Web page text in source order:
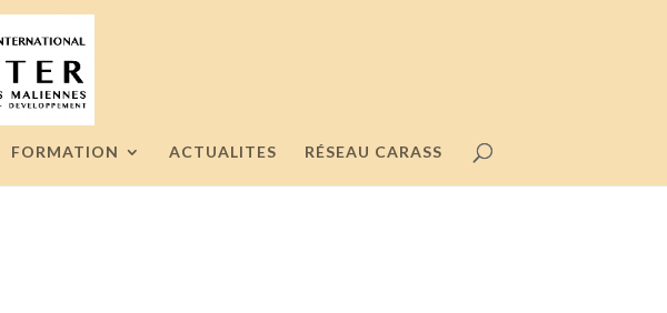
FORMATION ACTUALITES RÉSEAU CARASS